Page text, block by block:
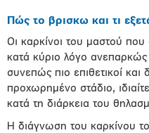
Πώς το βρισκω και τι
Οι καρκίνοι του μαστού που
κατά κύριο λόγο ανεπαρκώς
συνεπώς πιο επιθετικοί και
προχωρημένο στάδιο,
κατά τη διάρκεια του
Η διάγνωση του καρκίνου